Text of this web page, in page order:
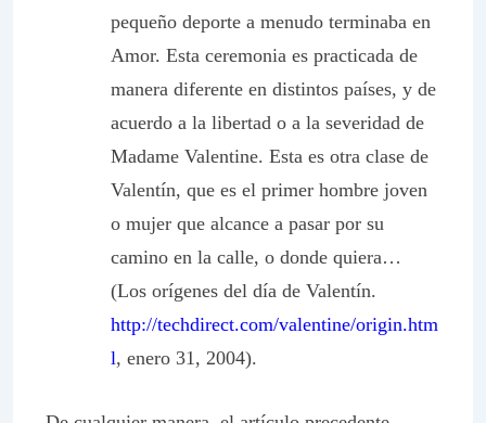
pequeño deporte a menudo terminaba en
Amor. Esta ceremonia es practicada de
manera diferente en distintos países, y de
acuerdo a la libertad o a la severidad de
Madame Valentine. Esta es otra clase de
Valentín, que es el primer hombre joven
o mujer que alcance a pasar por su
camino en la calle, o donde quiera…
(Los orígenes del día de Valentín.
http://techdirect.com/valentine/origin.htm
l, enero 31, 2004).